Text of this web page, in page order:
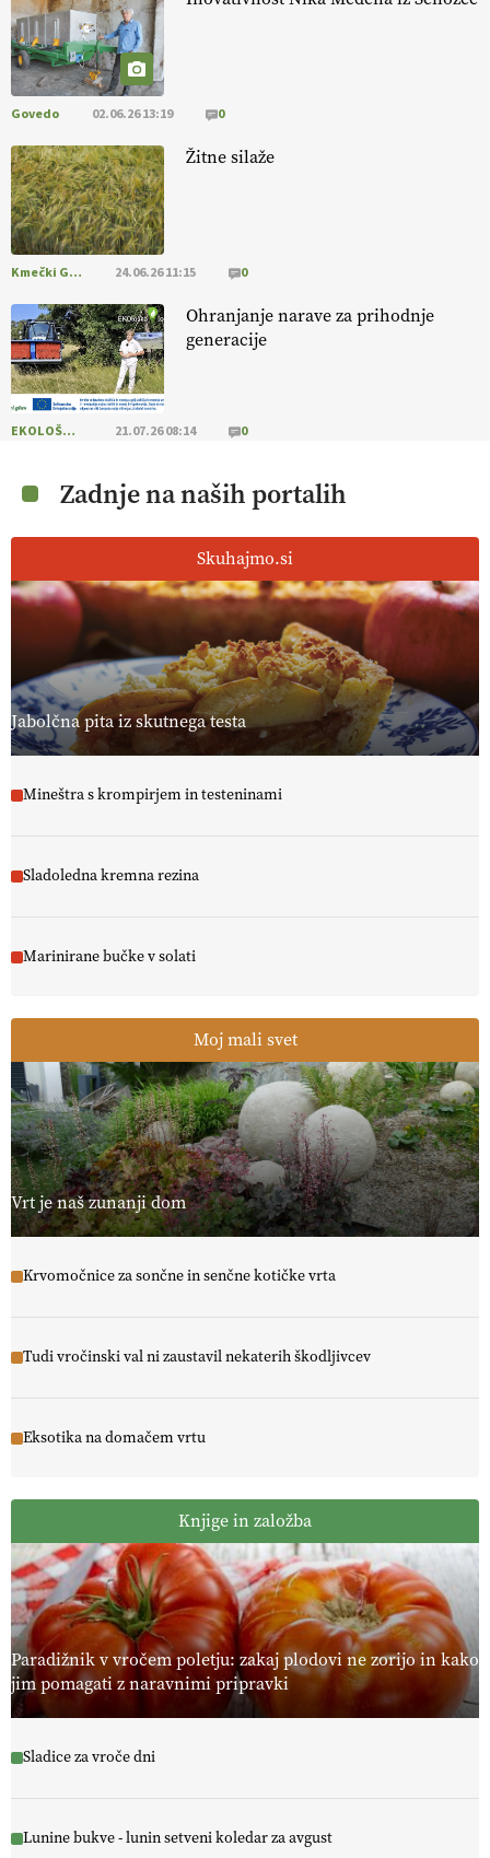
@EUAgri #IMCAP #CAP https://t.co/a1xatzEeid
Govedo 02.06.26 13:19 0
Žitne silaže
Kmečki Glas 24.06.26 11:15 0
Ohranjanje narave za prihodnje
generacije
EKOLOŠKO LOGIČNO 21.07.26 08:14 0
Zadnje na naših portalih
Skuhajmo.si
Jabolčna pita iz skutnega testa
Mineštra s krompirjem in testeninami
Sladoledna kremna rezina
Marinirane bučke v solati
Moj mali svet
Vrt je naš zunanji dom
Krvomočnice za sončne in senčne kotičke vrta
Tudi vročinski val ni zaustavil nekaterih škodljivcev
Eksotika na domačem vrtu
Knjige in založba
Paradižnik v vročem poletju: zakaj plodovi ne zorijo in kako
jim pomagati z naravnimi pripravki
Sladice za vroče dni
Lunine bukve - lunin setveni koledar za avgust